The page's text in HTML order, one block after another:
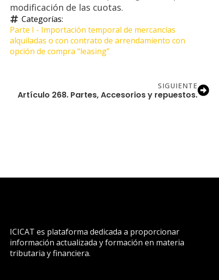
modificación de las cuotas.
Categorías:
Parte I - Importación temporal de mercancías
alquiladas o con contrato de arrendamiento con
opción de compra “leasing”
SIGUIENTE
Artículo 268. Partes, Accesorios y repuestos.
ICICAT es plataforma dedicada a proporcionar
información actualizada y formación en materia
tributaria y financiera.